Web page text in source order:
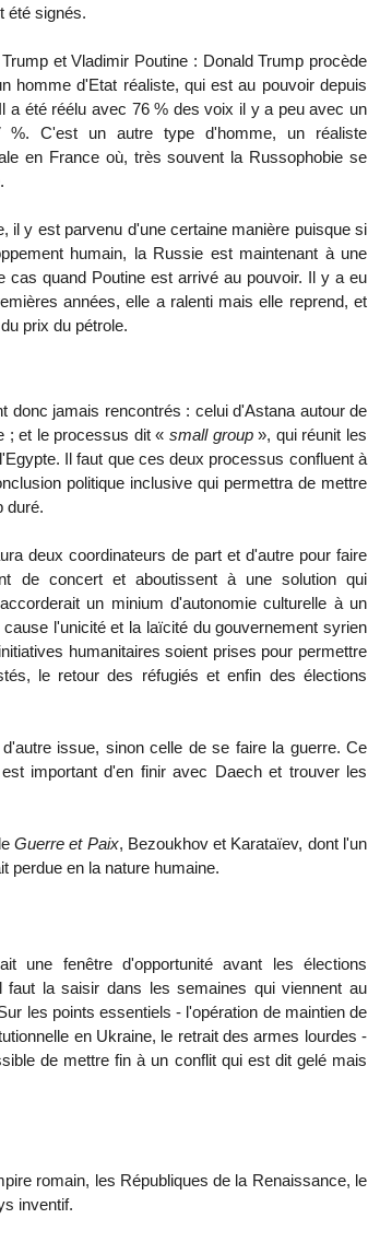
été signés.
et Vladimir Poutine : Donald Trump procède
homme d'Etat réaliste, qui est au pouvoir depuis
a été réélu avec 76 % des voix il y a peu avec un
%. C'est un autre type d'homme, un réaliste
en France où, très souvent la Russophobie se
il y est parvenu d'une certaine manière puisque si
humain, la Russie est maintenant à une
cas quand Poutine est arrivé au pouvoir. Il y a eu
années, elle a ralenti mais elle reprend, et
prix du pétrole.
donc jamais rencontrés : celui d'Astana autour de
; et le processus dit «small group», qui réunit les
Il faut que ces deux processus confluent à
politique inclusive qui permettra de mettre
duré.
deux coordinateurs de part et d'autre pour faire
de concert et aboutissent à une solution qui
un minium d'autonomie culturelle à un
l'unicité et la laïcité du gouvernement syrien
humanitaires soient prises pour permettre
le retour des réfugiés et enfin des élections
issue, sinon celle de se faire la guerre. Ce
important d'en finir avec Daech et trouver les
Guerre et Paix, Bezoukhov et Karataïev, dont l'un
perdue en la nature humaine.
une fenêtre d'opportunité avant les élections
faut la saisir dans les semaines qui viennent au
les points essentiels - l'opération de maintien de
en Ukraine, le retrait des armes lourdes -
de mettre fin à un conflit qui est dit gelé mais
romain, les Républiques de la Renaissance, le
inventif.